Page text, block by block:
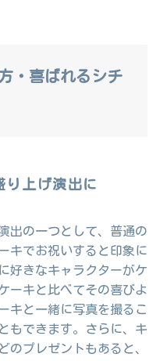
・喜ばれるシチ
り上げ演出に
出の一つとして、普通の
キでお祝いすると印象に
好きなキャラクターがケ
ーキと比べてその喜びよ
キと一緒に写真を撮るこ
もできます。さらに、キ
のプレゼントもあると、